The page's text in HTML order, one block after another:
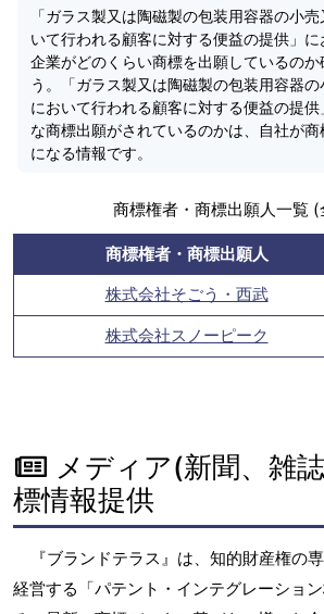
「ガラス製又は陶磁製の包装用容器の小
いて行われる顧客に対する便益の提供」
企業がどのくらい商標を出願しているのか
う。「ガラス製又は陶磁製の包装用容器
において行われる顧客に対する便益の提供
な商標出願がされているのかは、自社が
になる情報です。
商標権者・商標出願人一覧 (
商標権者・商標出願人
株式会社そごう・西武
株式会社スノーピーク
メディア(新聞、雑
標情報提供
『ブランドテラス』は、知的財産権の
経営する「パテント・インテグレーショ